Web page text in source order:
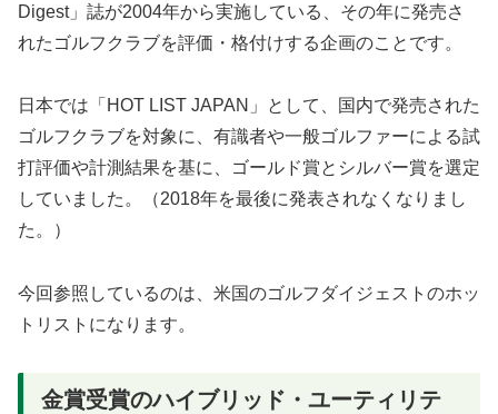
Digest」誌が2004年から実施している、その年に発売さ
れたゴルフクラブを評価・格付けする企画のことです。
日本では「HOT LIST JAPAN」として、国内で発売された
ゴルフクラブを対象に、有識者や一般ゴルファーによる試
打評価や計測結果を基に、ゴールド賞とシルバー賞を選定
していました。（2018年を最後に発表されなくなりまし
た。）
今回参照しているのは、米国のゴルフダイジェストのホッ
トリストになります。
金賞受賞のハイブリッド・ユーティリテ